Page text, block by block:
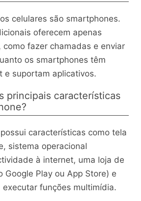
celulares são smartphones.
oferecem apenas
fazer chamadas e enviar
os smartphones têm
e suportam aplicativos.
principais características
características como tela
sistema operacional
à internet, uma loja de
Google Play ou App Store) e
executar funções multimídia.